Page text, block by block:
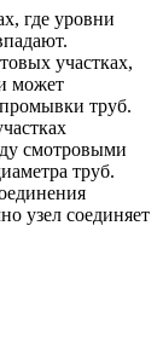
где уровни
участках,
может
промывки труб.
смотровыми
труб.
узел соединяет